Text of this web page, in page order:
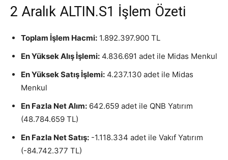
2 Aralık ALTIN.S1 İşlem Özeti
Toplam İşlem Hacmi: 1.892.397.900 TL
En Yüksek Alış İşlemi: 4.836.691 adet ile Midas Menkul
En Yüksek Satış İşlemi: 4.237.130 adet ile Midas
Menkul
En Fazla Net Alım: 642.659 adet ile QNB Yatırım
(48.784.659 TL)
En Fazla Net Satış: -1.118.334 adet ile Vakıf Yatırım
(-84.742.377 TL)